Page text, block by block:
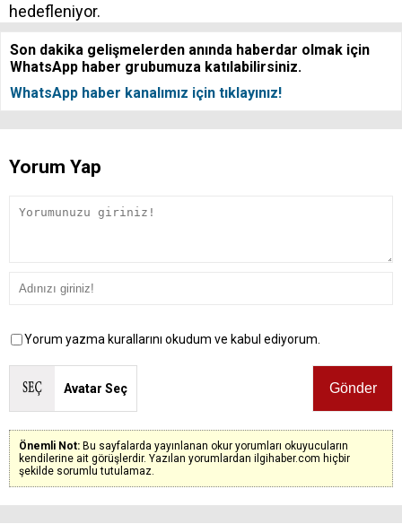
hedefleniyor.
Son dakika gelişmelerden anında haberdar olmak için
WhatsApp haber grubumuza katılabilirsiniz.
WhatsApp haber kanalımız için tıklayınız!
Yorum Yap
Yorum yazma kurallarını okudum ve kabul ediyorum.
Avatar Seç
Önemli Not: Bu sayfalarda yayınlanan okur yorumları okuyucuların
kendilerine ait görüşlerdir. Yazılan yorumlardan ilgihaber.com hiçbir
şekilde sorumlu tutulamaz.